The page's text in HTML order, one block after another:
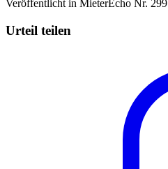
Veröffentlicht in MieterEcho Nr. 299
Urteil teilen